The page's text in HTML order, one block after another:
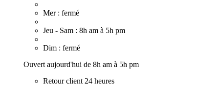
Mer : fermé
Jeu - Sam : 8h am à 5h pm
Dim : fermé
Ouvert aujourd'hui de 8h am à 5h pm
Retour client 24 heures